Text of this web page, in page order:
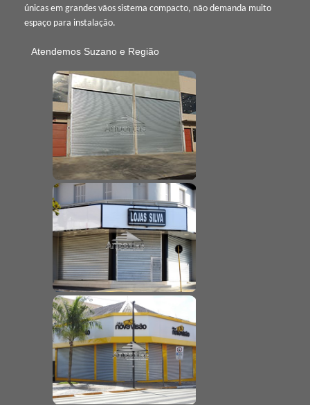
únicas em grandes vãos sistema compacto, não demanda muito
espaço para instalação.
Atendemos Suzano e Região